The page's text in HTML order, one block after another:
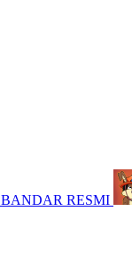
BANDAR RESMI